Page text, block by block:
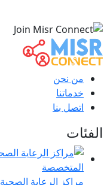
من نحن
خدماتنا
اتصل بنا
الفئات
مراكز الرعاية الصحية